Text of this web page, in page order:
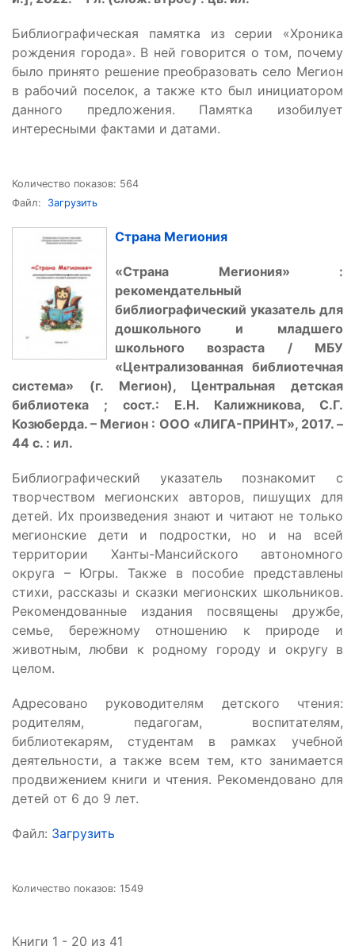
Библиографическая памятка из серии «Хроника
рождения города». В ней говорится о том, почему
было принято решение преобразовать село Мегион
в рабочий поселок, а также кто был инициатором
данного предложения. Памятка изобилует
интересными фактами и датами.
Количество показов: 564
Файл: Загрузить
Страна Мегиония
«Страна Мегиония» :
рекомендательный
библиографический указатель для
дошкольного и младшего
школьного возраста / МБУ
«Централизованная библиотечная
система» (г. Мегион), Центральная детская
библиотека ; сост.: Е.Н. Калижникова, С.Г.
Козюберда. – Мегион : ООО «ЛИГА-ПРИНТ», 2017. –
44 с. : ил.
Библиографический указатель познакомит с
творчеством мегионских авторов, пишущих для
детей. Их произведения знают и читают не только
мегионские дети и подростки, но и на всей
территории Ханты-Мансийского автономного
округа – Югры. Также в пособие представлены
стихи, рассказы и сказки мегионских школьников.
Рекомендованные издания посвящены дружбе,
семье, бережному отношению к природе и
животным, любви к родному городу и округу в
целом.
Адресовано руководителям детского чтения:
родителям, педагогам, воспитателям,
библиотекарям, студентам в рамках учебной
деятельности, а также всем тем, кто занимается
продвижением книги и чтения. Рекомендовано для
детей от 6 до 9 лет.
Файл: Загрузить
Количество показов: 1549
Книги 1 - 20 из 41